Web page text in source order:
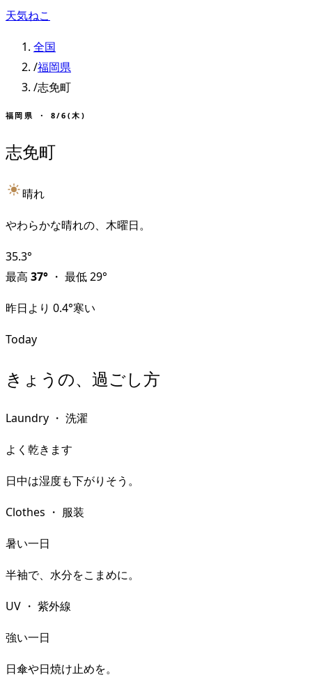
天気ねこ
全国
/福岡県
/志免町
福岡県 ・ 8/6(木)
志免町
晴れ
やわらかな晴れの、木曜日。
35.3°
最高 37° ・ 最低29°
昨日より 0.4°寒い
Today
きょうの、過ごし方
Laundry ・ 洗濯
よく乾きます
日中は湿度も下がりそう。
Clothes ・ 服装
暑い一日
半袖で、水分をこまめに。
UV ・ 紫外線
強い一日
日傘や日焼け止めを。